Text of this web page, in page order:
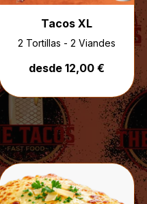
Tacos XL
2 Tortillas - 2 Viandes
desde 12,00 €